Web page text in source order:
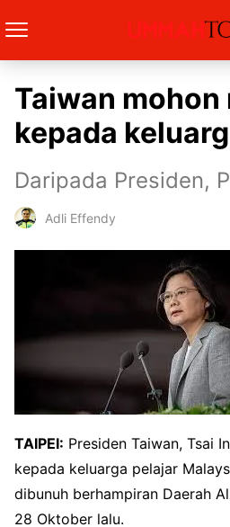
Taiwan mohon
kepada
Daripada Presiden,
Adli Effendy
TAIPEI: Presiden Taiwan, Tsai
kepada keluarga pelajar
dibunuh berhampiran Daerah
28 Oktober lalu.